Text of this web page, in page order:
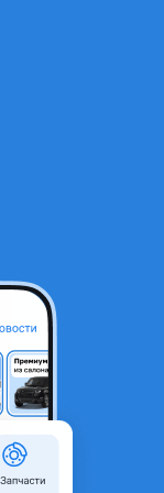
котёл
на 220 В. Не Китай!
И
резиновые